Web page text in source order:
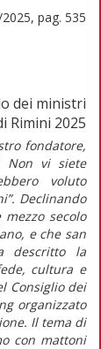
pag. 535
dei ministri
Rimini 2025
fondatore,
Non vi siete
voluto
Declinando
secolo
e che san
descritto la
cultura e
Consiglio dei
organizzato
Il tema di
con mattoni